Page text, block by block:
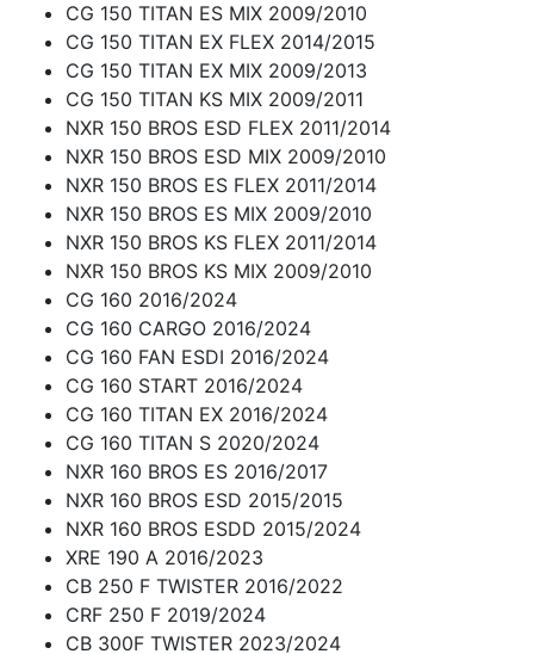
CG 150 TITAN ES MIX 2009/2010
CG 150 TITAN EX FLEX 2014/2015
CG 150 TITAN EX MIX 2009/2013
CG 150 TITAN KS MIX 2009/2011
NXR 150 BROS ESD FLEX 2011/2014
NXR 150 BROS ESD MIX 2009/2010
NXR 150 BROS ES FLEX 2011/2014
NXR 150 BROS ES MIX 2009/2010
NXR 150 BROS KS FLEX 2011/2014
NXR 150 BROS KS MIX 2009/2010
CG 160 2016/2024
CG 160 CARGO 2016/2024
CG 160 FAN ESDI 2016/2024
CG 160 START 2016/2024
CG 160 TITAN EX 2016/2024
CG 160 TITAN S 2020/2024
NXR 160 BROS ES 2016/2017
NXR 160 BROS ESD 2015/2015
NXR 160 BROS ESDD 2015/2024
XRE 190 A 2016/2023
CB 250 F TWISTER 2016/2022
CRF 250 F 2019/2024
CB 300F TWISTER 2023/2024